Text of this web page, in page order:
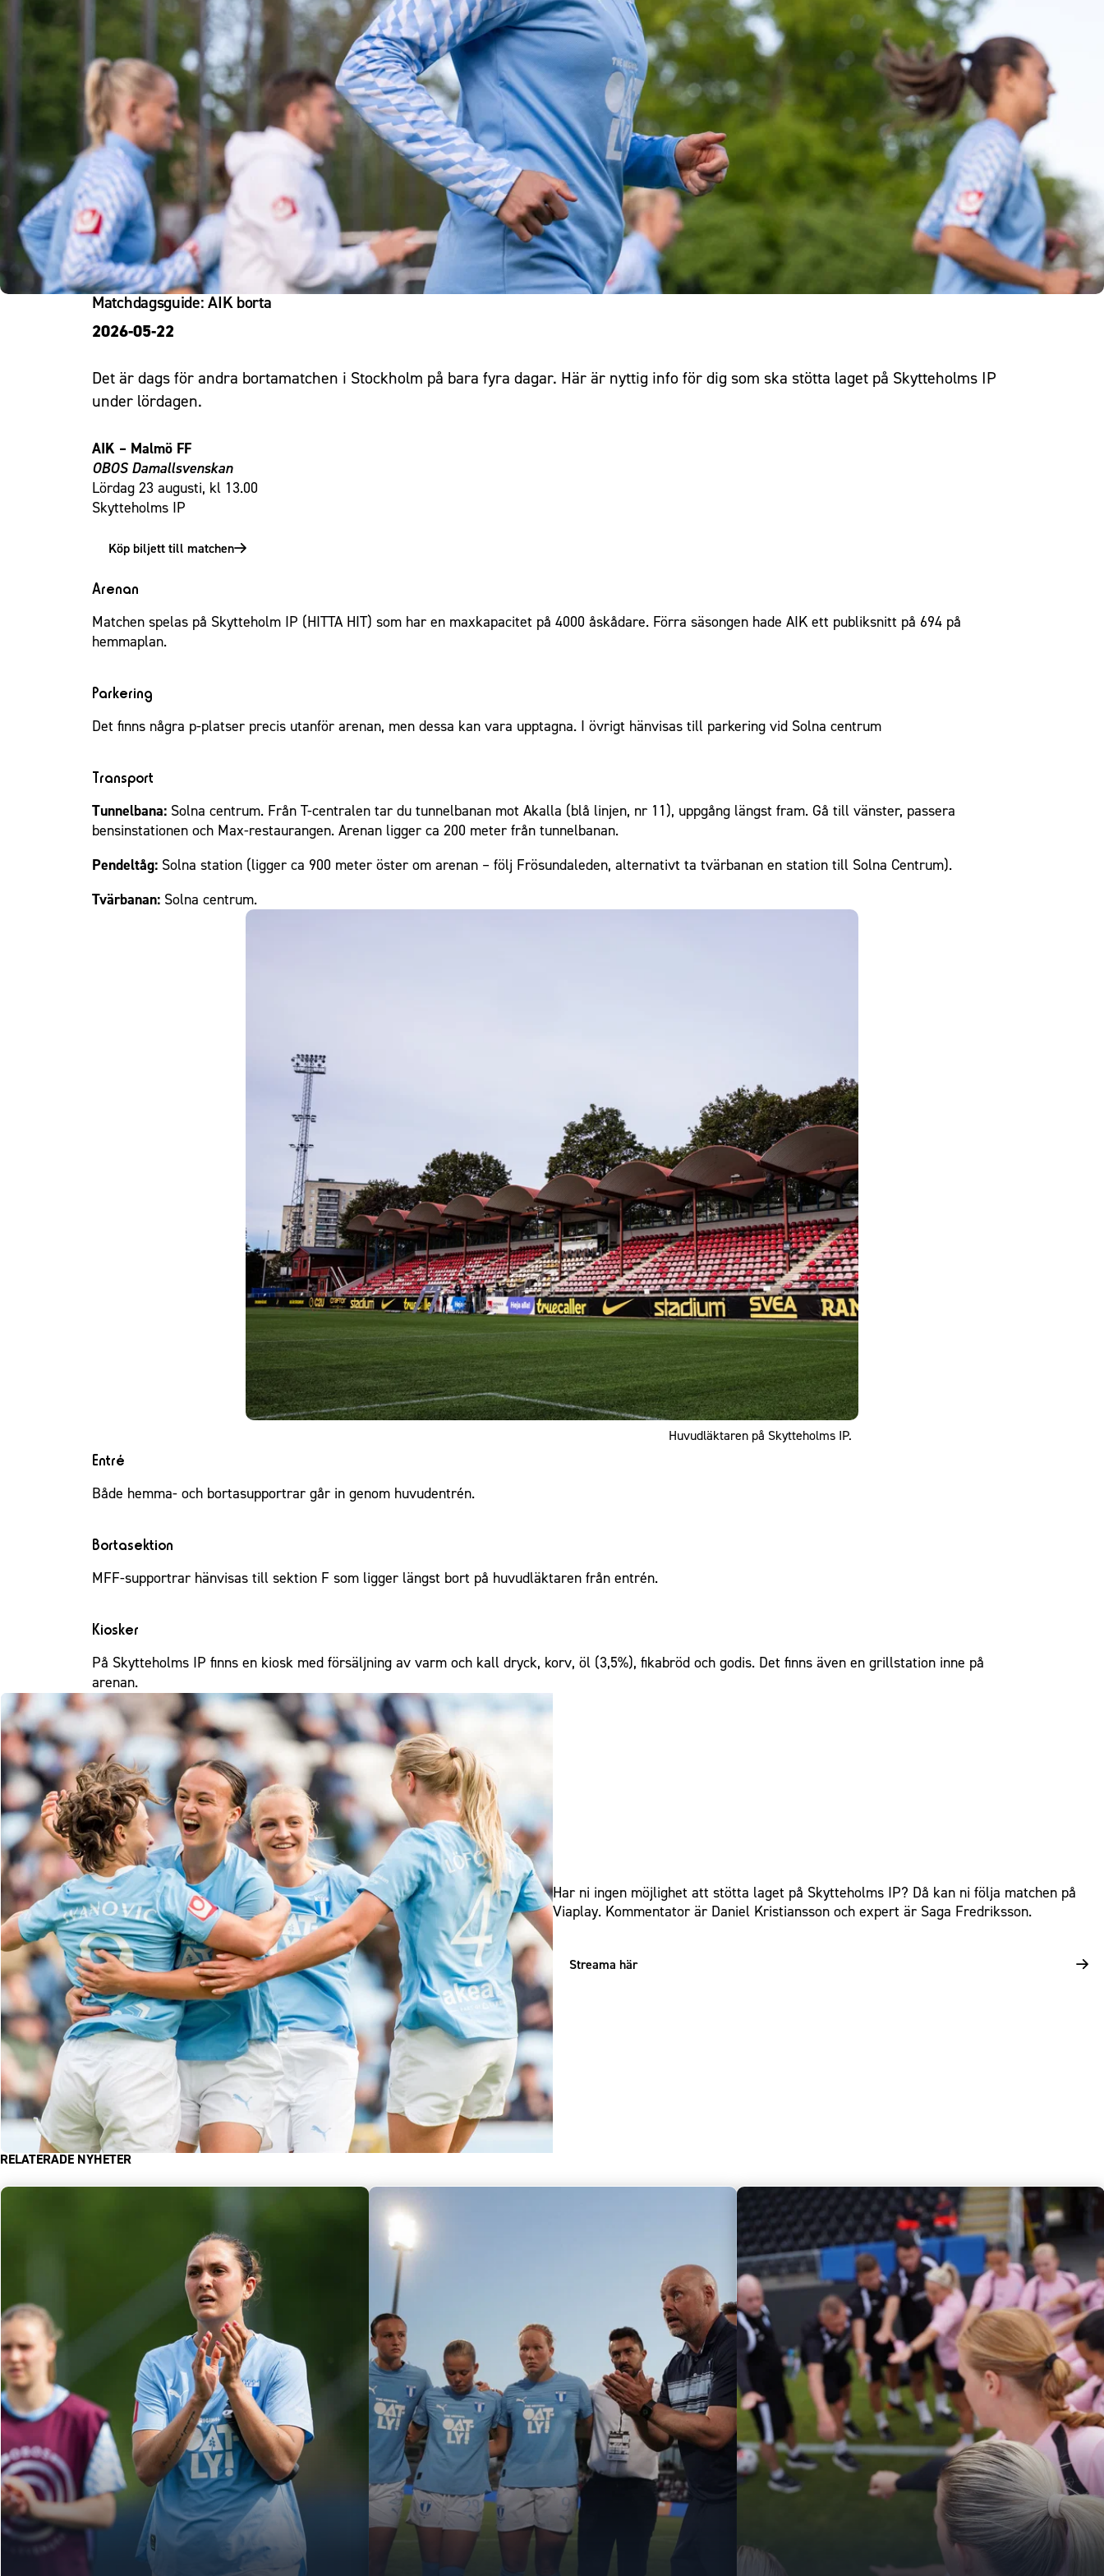
Om Malmö FF
Matchdagsguide: AIK borta
2026-05-22
Det är dags för andra bortamatchen i Stockholm på bara fyra dagar. Här är nyttig info för dig som ska stötta laget på Skytteholms IP
under lördagen.
AIK – Malmö FF
OBOS Damallsvenskan
Lördag 23 augusti, kl 13.00
Skytteholms IP
Köp biljett till matchen
Arenan
Matchen spelas på Skytteholm IP (HITTA HIT) som har en maxkapacitet på 4000 åskådare. Förra säsongen hade AIK ett publiksnitt på 694 på
hemmaplan.
Parkering
Det finns några p-platser precis utanför arenan, men dessa kan vara upptagna. I övrigt hänvisas till parkering vid Solna centrum
Transport
Tunnelbana: Solna centrum. Från T-centralen tar du tunnelbanan mot Akalla (blå linjen, nr 11), uppgång längst fram. Gå till vänster, passera
bensinstationen och Max-restaurangen. Arenan ligger ca 200 meter från tunnelbanan.
Pendeltåg: Solna station (ligger ca 900 meter öster om arenan – följ Frösundaleden, alternativt ta tvärbanan en station till Solna Centrum).
Tvärbanan: Solna centrum.
Huvudläktaren på Skytteholms IP.
Entré
Både hemma- och bortasupportrar går in genom huvudentrén.
Bortasektion
MFF-supportrar hänvisas till sektion F som ligger längst bort på huvudläktaren från entrén.
Kiosker
På Skytteholms IP finns en kiosk med försäljning av varm och kall dryck, korv, öl (3,5%), fikabröd och godis. Det finns även en grillstation inne på
arenan.
Har ni ingen möjlighet att stötta laget på Skytteholms IP? Då kan ni följa matchen på
Viaplay. Kommentator är Daniel Kristiansson och expert är Saga Fredriksson.
Streama här
RELATERADE NYHETER